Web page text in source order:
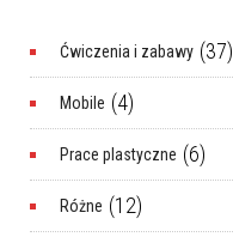
Ćwiczenia i zabawy (37)
Mobile (4)
Prace plastyczne (6)
Różne (12)